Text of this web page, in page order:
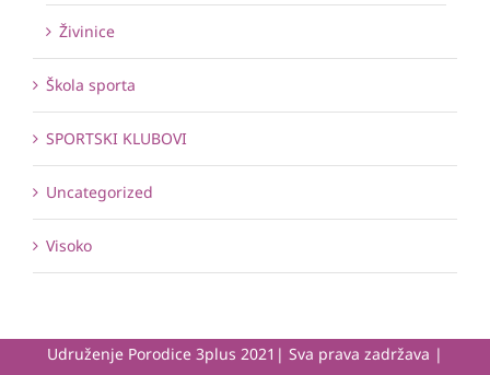
Živinice
Škola sporta
SPORTSKI KLUBOVI
Uncategorized
Visoko
Udruženje Porodice 3plus 2021| Sva prava zadržava |